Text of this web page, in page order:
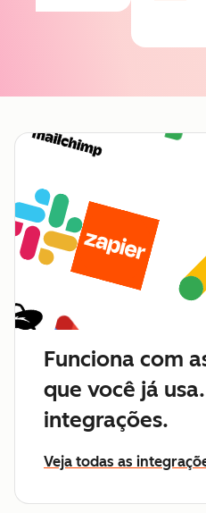
Funciona com
que você já
integrações.
Veja todas as